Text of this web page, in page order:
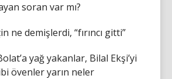
soran var mı?
ne demişlerdi, “fırıncı gitti”
yağ yakanlar, Bilal Ekşi’yi
övenler yarın neler